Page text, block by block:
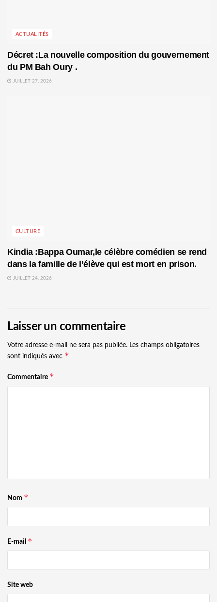
ACTUALITÉS
Décret :La nouvelle composition du gouvernement
du PM Bah Oury .
JUILLET 27, 2026
CULTURE
Kindia :Bappa Oumar,le célèbre comédien se rend
dans la famille de l’élève qui est mort en prison.
JUILLET 24, 2026
Laisser un commentaire
Votre adresse e-mail ne sera pas publiée. Les champs obligatoires
sont indiqués avec *
Commentaire *
Nom *
E-mail *
Site web